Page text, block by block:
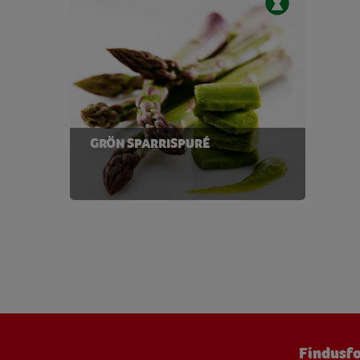
Niacin
Protein
Riboflavin
Tiamin
Vatten
Vitamin D
0,81
GRÖN SPARRISPURÉ